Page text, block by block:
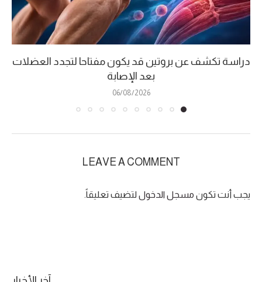
دراسة تكشف عن بروتين قد يكون مفتاحا لتجدد العضلات
بعد الإصابة
06/08/2026
LEAVE A COMMENT
يجب أنت تكون مسجل الدخول لتضيف تعليقاً.